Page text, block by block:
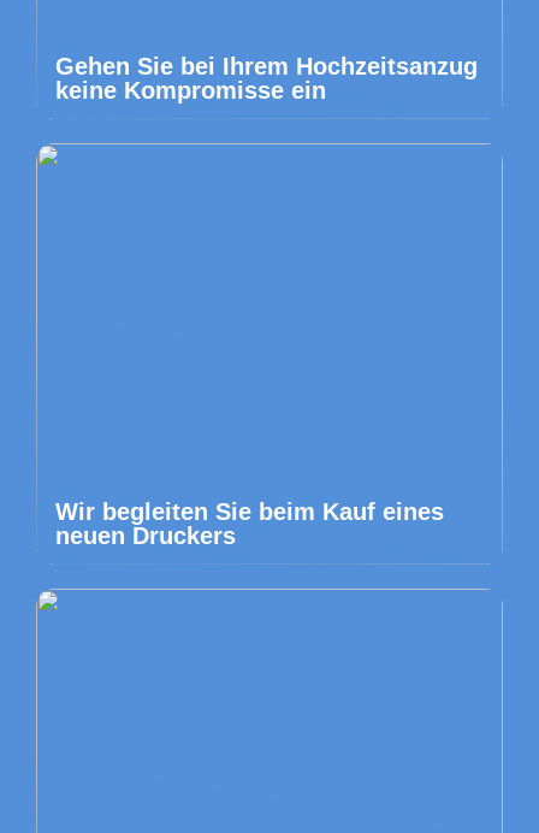
Gehen Sie bei Ihrem Hochzeitsanzug
keine Kompromisse ein
Wir begleiten Sie beim Kauf eines
neuen Druckers